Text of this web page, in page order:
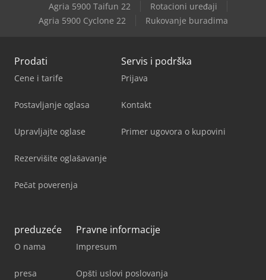
Agria 5900 Taifun 22
Rotacioni uređaji
Agria 5900 Cyclone 22
Rukovanje buradima
Prodati
Cene i tarife
Postavljanje oglasa
Upravljajte oglase
Rezervišite oglašavanje
Pečat poverenja
Servis i podrška
Prijava
Kontakt
Primer ugovora o kupovini
preduzeće
O nama
presa
Pravne informacije
Impresum
Opšti uslovi poslovanja